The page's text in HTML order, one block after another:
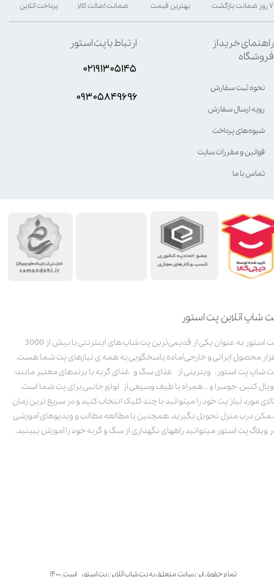
شاپ آنلاین پت استور
پت استور به عنوان یکی از قدیمی‌ترین پت شاپ های اینترنتی با بیش از 3000
محصول ایرانی و خارجی آماده پاسخگویی به همه ی نیازهای پت شما هست.
شاپ پت استور، ویترینی از غذای سگ و غذای گربه با برندهای معتبر مانند:
کنین، جوسرا و .. همراه با طیف وسیعی از لوازم جانبی برای پت شما است.
مورد نیاز پت خود را میتوانید با چند کلیک انتخاب کنید و در سریع ترین زمان
درب منزل تحویل بگیرید. همچنین با مطالعه مطالب و ویدیوهای آموزشی
وبلاگ پت استور میتوانید راههای نگهداری از سگ و گربه خود را آموزش ببینید.
تمام حقوق این سایت متعلق به پت شاپ آنلاین پت استور است. ۱۴۰۰
بهترین قیمت پرداخت آنلاین ۷ روز ضمانت بازگشت ضمانت اصالت کالا
راهنمای خرید از
فروشگاه
نحوه ثبت سفارش
رویه ارسال سفارش
شیوه‌های پرداخت
قوانین و مقررات سایت
تماس با ما
ارتباط با پت استور
۰۲۱۹۱۳۰۵۱۴۵
۰۹۳۰۵8۴9696